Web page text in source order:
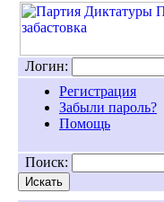
Логин:
Регистрация
Забыли пароль?
Помощь
Поиск: